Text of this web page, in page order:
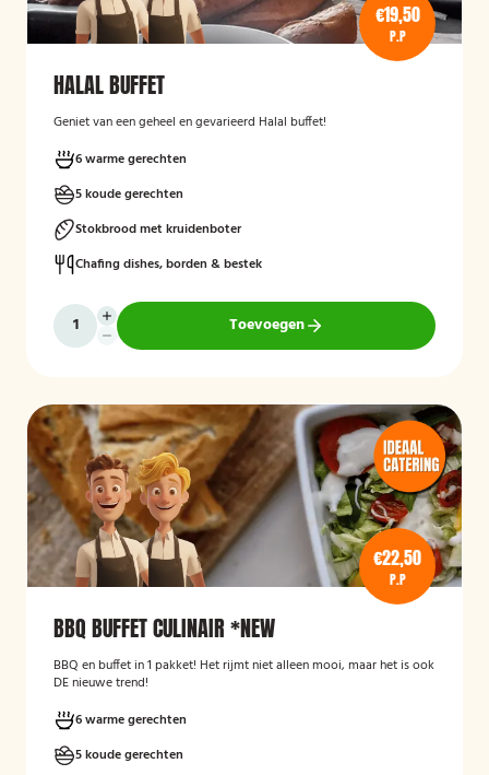
€19,50
P.P
HALAL BUFFET
Geniet van een geheel en gevarieerd Halal buffet!
6 warme gerechten
5 koude gerechten
Stokbrood met kruidenboter
Chafing dishes, borden & bestek
Toevoegen
€22,50
P.P
BBQ BUFFET CULINAIR *NEW
BBQ en buffet in 1 pakket! Het rijmt niet alleen mooi, maar het is ook
DE nieuwe trend!
6 warme gerechten
5 koude gerechten